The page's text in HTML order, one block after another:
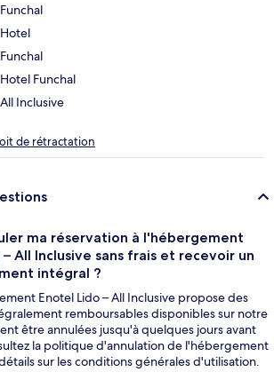
Funchal
Inclusive
de rétractation
ma réservation à l'hébergement
All Inclusive sans frais et recevoir un
intégral ?
Enotel Lido – All Inclusive propose des
remboursables disponibles sur notre
être annulées jusqu'à quelques jours avant
la politique d'annulation de l'hébergement
sur les conditions générales d'utilisation.